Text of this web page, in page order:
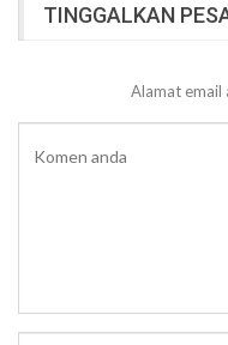
TINGGALKAN
Alamat email